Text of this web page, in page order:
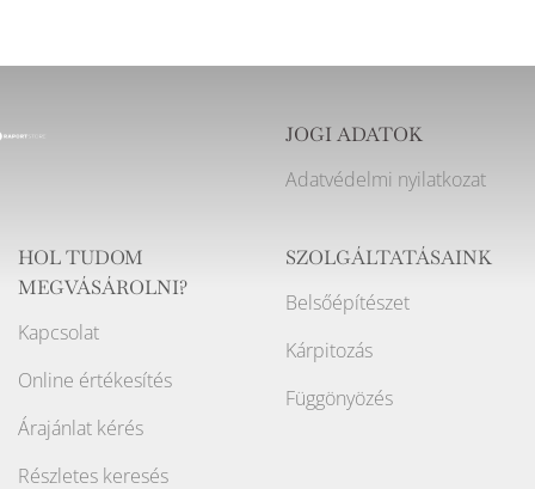
JOGI ADATOK
Adatvédelmi nyilatkozat
HOL TUDOM
MEGVÁSÁROLNI?
Kapcsolat
Online értékesítés
Árajánlat kérés
Részletes keresés
SZOLGÁLTATÁSAINK
Belsőépítészet
Kárpitozás
Függönyözés